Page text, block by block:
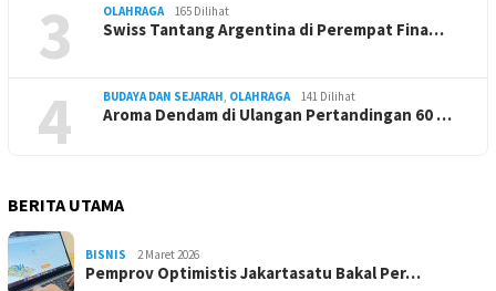
3 OLAHRAGA 165 Dilihat
Swiss Tantang Argentina di Perempat Fina…
4 BUDAYA DAN SEJARAH, OLAHRAGA 141 Dilihat
Aroma Dendam di Ulangan Pertandingan 60 …
BERITA UTAMA
BISNIS 2 Maret 2026
Pemprov Optimistis Jakartasatu Bakal Per…